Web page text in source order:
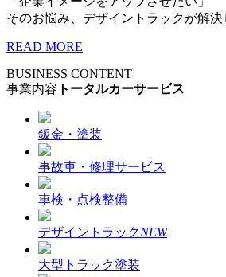
そのお悩み、デザイントラックが解決
READ MORE
BUSINESS CONTENT
事業内容 トータルカーサービス
鈑金・塗装
事故車・修理サービス
車検・点検整備
デザイントラックNEW
大型トラック塗装